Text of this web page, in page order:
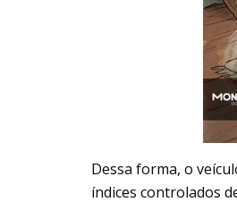
Dessa forma, o
índices controlados